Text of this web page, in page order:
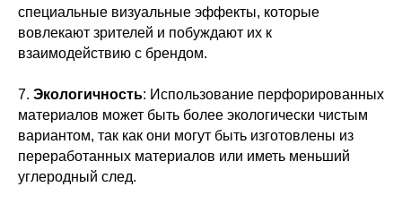
специальные визуальные эффекты, которые
вовлекают зрителей и побуждают их к
взаимодействию с брендом.
7. Экологичность: Использование перфорированных
материалов может быть более экологически чистым
вариантом, так как они могут быть изготовлены из
переработанных материалов или иметь меньший
углеродный след.